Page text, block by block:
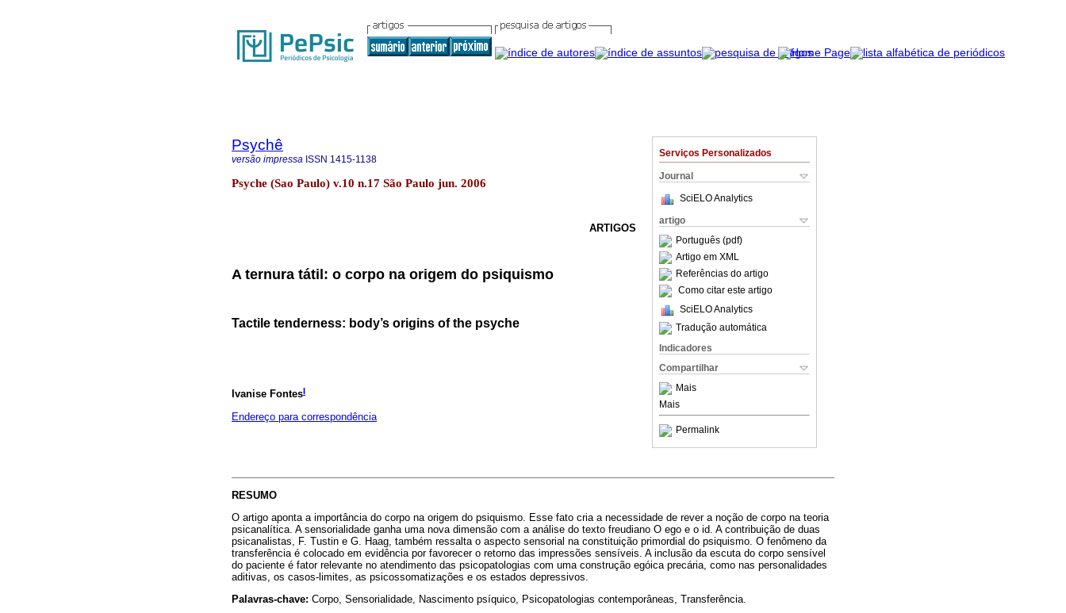
Serviços Personalizados
Journal
SciELO Analytics
artigo
Português (pdf)
Artigo em XML
Referências do artigo
Como citar este artigo
SciELO Analytics
Tradução automática
Indicadores
Compartilhar
Mais
Mais
Permalink
Psychê
versão impressa ISSN 1415-1138
Psyche (Sao Paulo) v.10 n.17 São Paulo jun. 2006
ARTIGOS
A ternura tátil: o corpo na origem do psiquismo
Tactile tenderness: body’s origins of the psyche
Ivanise FontesI
Endereço para correspondência
RESUMO
O artigo aponta a importância do corpo na origem do psiquismo. Esse fato cria a necessidade de rever a noção de corpo na teoria
psicanalítica. A sensorialidade ganha uma nova dimensão com a análise do texto freudiano O ego e o id. A contribuição de duas
psicanalistas, F. Tustin e G. Haag, também ressalta o aspecto sensorial na constituição primordial do psiquismo. O fenômeno da
transferência é colocado em evidência por favorecer o retorno das impressões sensíveis. A inclusão da escuta do corpo sensível
do paciente é fator relevante no atendimento das psicopatologias com uma construção egóica precária, como nas personalidades
aditivas, os casos-limites, as psicossomatizações e os estados depressivos.
Palavras-chave: Corpo, Sensorialidade, Nascimento psíquico, Psicopatologias contemporâneas, Transferência.